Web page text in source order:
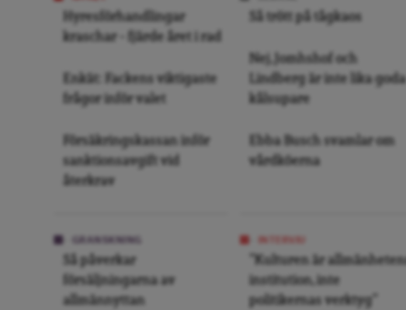
Hyresförhandlingar
kraschar – fjärde året i rad
Enkät: Fackens viktigaste
frågor inför valet
Försäkringskassan inför
sanktionsavgift vid
återkrav
Så trött på tågkaos
Nej, Jomhshof och
Lindberg är inte lika goda
kålsupare
Ebba Busch svamlar om
vårdköerna
Så påverkar
försäljningarna av
allmännyttan
”Kulturen är
institution, inte
politikernas verktyg”